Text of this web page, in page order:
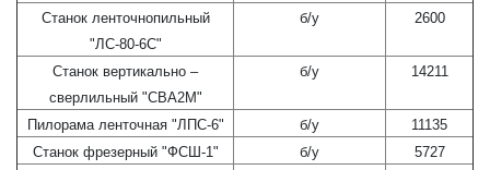
Станок ленточнопильный
"ЛС-80-6С"
б/у 2600
Станок вертикально –
сверлильный "СВА2М"
б/у 14211
Пилорама ленточная "ЛПС-6" б/у
11135
Станок фрезерный "ФСШ-1"
б/у
5727